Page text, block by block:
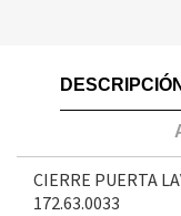
CIERRE PUERTA
172.63.0033